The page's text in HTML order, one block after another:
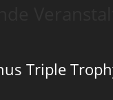
Triple